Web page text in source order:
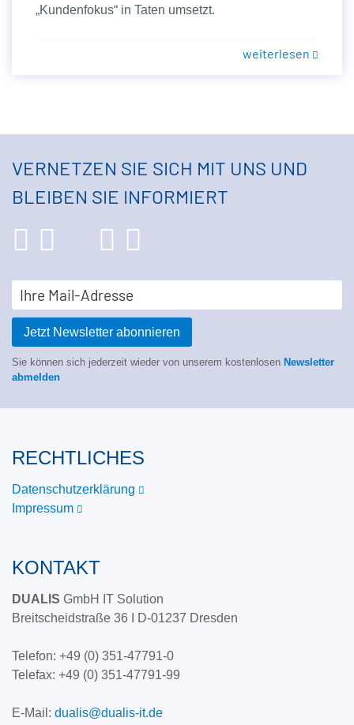
„Kundenfokus“ in Taten umsetzt.
weiterlesen
VERNETZEN SIE SICH MIT UNS UND
BLEIBEN SIE INFORMIERT
Jetzt Newsletter abonnieren
Sie können sich jederzeit wieder von unserem kostenlosen Newsletter
abmelden
RECHTLICHES
Datenschutzerklärung
Impressum
KONTAKT
DUALIS GmbH IT Solution
Breitscheidstraße 36 I D-01237 Dresden
Telefon: +49 (0) 351-47791-0
Telefax: +49 (0) 351-47791-99
E-Mail: dualis@dualis-it.de